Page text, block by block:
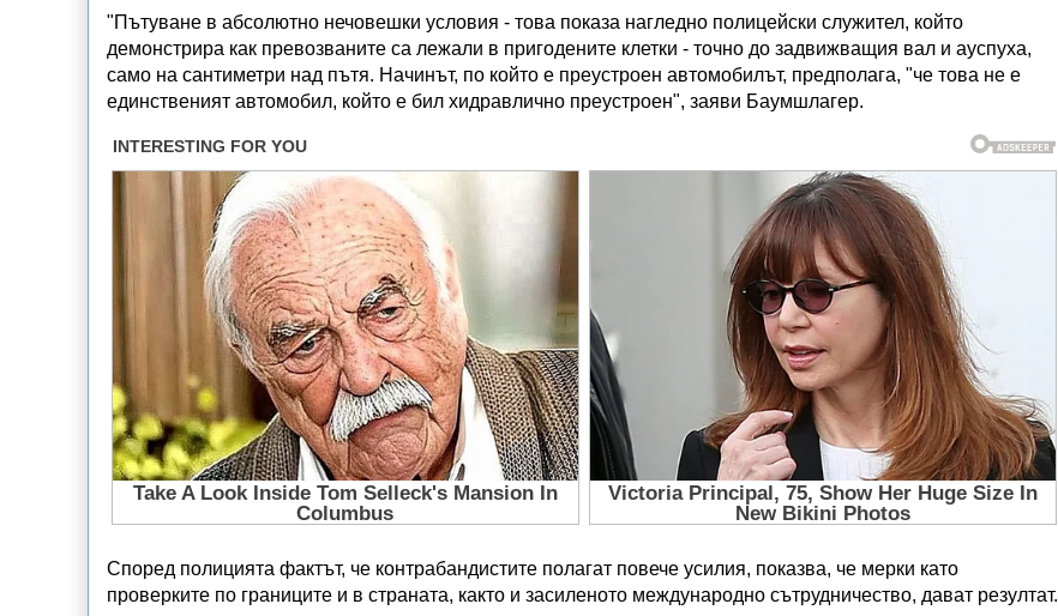
"Пътуване в абсолютно нечовешки условия - това показа нагледно полицейски служител, който
демонстрира как превозваните са лежали в пригодените клетки - точно до задвижващия вал и ауспуха,
само на сантиметри над пътя. Начинът, по който е преустроен автомобилът, предполага, "че това не е
единственият автомобил, който е бил хидравлично преустроен", заяви Баумшлагер.
Според полицията фактът, че контрабандистите полагат повече усилия, показва, че мерки като
проверките по границите и в страната, както и засиленото международно сътрудничество, дават резултат.